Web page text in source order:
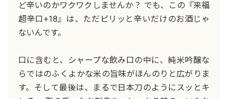
ど辛いのかワクワクしませんか？ でも、この『来福
超辛口+18』は、ただピリッと辛いだけのお酒じゃ
ないんです。
口に含むと、シャープな飲み口の中に、純米吟醸な
らではのふくよかな米の旨味がほんのりと広がりま
す。そして最後は、まるで日本刀のようにスッとキ